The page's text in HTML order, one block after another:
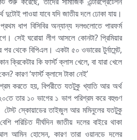
দুটোই পাওয়া যাবে যদি জাতীয় দলে ঢোকা যায়।
ধাপ বিসিবির অন্যান্য দলগুলোতে পারফর্ম
সেই ঘরোয়া লীগ আসলে কোনটা? প্রিমিয়ার
থেকে বিপিএল। একটা ৫০ ওভারের টুর্নামেন্ট,
ক্রিকেটার কি ফার্স্ট ক্লাস খেলে, বা যারা খেলে
কারণ ‘ফার্স্ট ক্লাসে টাকা নেই’
করতে হয়, বিপরীতে যতটুকু খ্যাতি আর অর্থ
তার ১০ ভাগের ১ ভাগ পরিশ্রম করে বহুগুণ
স্কোয়াডের তাইজুল আর মমিনুলের যতটুকু
পরিচিত দীর্ঘদিন জাতীয় দলের বাইরে থাকা
আমিন হোসেন, কারণ তারা ওয়ানডে দলের